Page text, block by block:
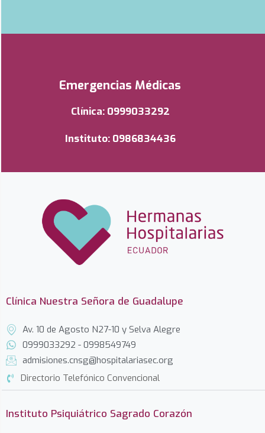
Emergencias Médicas
Clínica: 0999033292
Instituto: 0986834436
Clínica Nuestra Señora de Guadalupe
Av. 10 de Agosto N27-10 y Selva Alegre
0999033292 - 0998549749
admisiones.cnsg@hospitalariasec.org
Directorio Telefónico Convencional
Instituto Psiquiátrico Sagrado Corazón